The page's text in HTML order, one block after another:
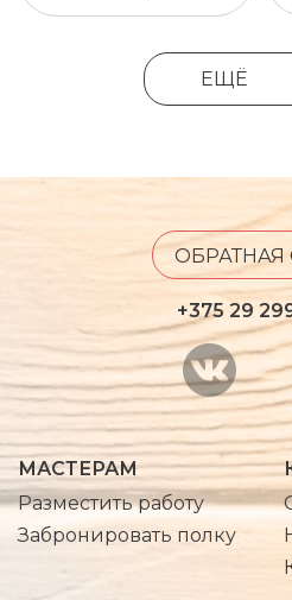
ЕЩЁ
ОБРАТНАЯ
+375 29
МАСТЕРАМ
Разместить работу
Забронировать полку